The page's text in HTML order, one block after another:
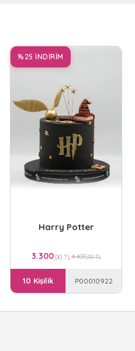
%25 İNDİRİM
Harry Potter
3.300,00 TL4.400,00 TL
10 Kişilik P00010922